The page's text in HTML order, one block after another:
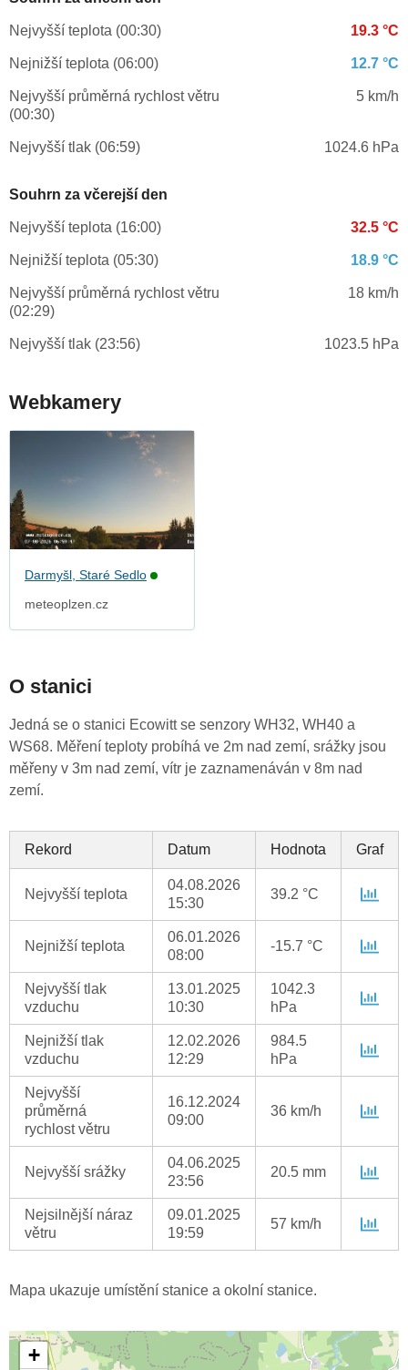
Nejvyšší teplota (00:30) 19.3 °C
Nejnižší teplota (06:00) 12.7 °C
Nejvyšší průměrná rychlost větru
(00:30)
5 km/h
Nejvyšší tlak (06:59) 1024.6 hPa
Souhrn za včerejší den
Nejvyšší teplota (16:00) 32.5 °C
Nejnižší teplota (05:30) 18.9 °C
Nejvyšší průměrná rychlost větru
(02:29)
18 km/h
Nejvyšší tlak (23:56) 1023.5 hPa
Webkamery
Darmyšl, Staré Sedlo
meteoplzen.cz
O stanici
Jedná se o stanici Ecowitt se senzory WH32, WH40 a
WS68. Měření teploty probíhá ve 2m nad zemí, srážky jsou
měřeny v 3m nad zemí, vítr je zaznamenáván v 8m nad
zemí.
Rekord Datum Hodnota Graf
Nejvyšší teplota
04.08.2026
15:30
39.2 °C
Nejnižší teplota
06.01.2026
08:00
-15.7 °C
Nejvyšší tlak
vzduchu
13.01.2025
10:30
1042.3
hPa
Nejnižší tlak
vzduchu
12.02.2026
12:29
984.5
hPa
Nejvyšší
průměrná
rychlost větru
16.12.2024
09:00
36 km/h
Nejvyšší srážky
04.06.2025
23:56
20.5 mm
Nejsilnější náraz
větru
09.01.2025
19:59
57 km/h
Mapa ukazuje umístění stanice a okolní stanice.
+